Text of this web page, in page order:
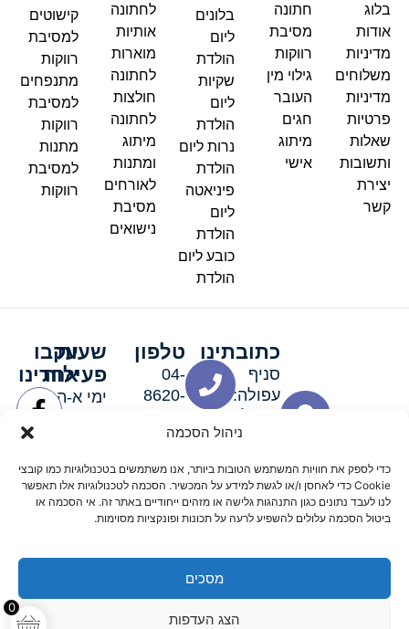
ניהול הסכמה
כדי לספק את חוויות המשתמש הטובות ביותר, אנו משתמשים בטכנולוגיות כמו קובצי
Cookie כדי לאחסן ו/או לגשת למידע על המכשיר. הסכמה לטכנולוגיות אלו תאפשר
לנו לעבד נתונים כגון התנהגות גלישה או מזהים ייחודיים באתר זה. אי הסכמה או
ביטול הסכמה עלולים להשפיע לרעה על תכונות ופונקציות מסוימות.
מסכים
הצג העדפות
0
בלוג
אודות
מדיניות
משלוחים
מדיניות
פרטיות
שאלות
ותשובות
יצירת
קשר
חתונה
מסיבת
רווקות
גילוי מין
העובר
חגים
מיתוג
אישי
בלונים
ליום
הולדת
שקיות
ליום
הולדת
נרות ליום
הולדת
פיניאטה
ליום
הולדת
כובע ליום
הולדת
לחתונה
אותיות
מוארות
לחתונה
חולצות
לחתונה
מיתוג
ומתנות
לאורחים
מסיבת
נישואים
קישוטים
למסיבת
רווקות
מתנפחים
למסיבת
רווקות
מתנות
למסיבת
רווקות
כתובתינו
סניף
עפולה:
סניף מגדל
האלה 19
טלפון
04-
8620-
שעות
פעילות
ימי א-ה:
ימי שישי
וערבי חג:
8:30-
15:00
עקבו
אחרינו
תקנון אתרשלום דיגיטל קידום אורגני מקצועי